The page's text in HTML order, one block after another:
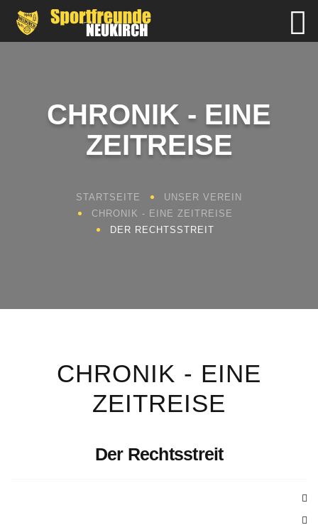
CHRONIK - EINE
ZEITREISE
STARTSEITE
UNSER VEREIN
CHRONIK - EINE ZEITREISE
DER RECHTSSTREIT
CHRONIK - EINE
ZEITREISE
Der Rechtsstreit